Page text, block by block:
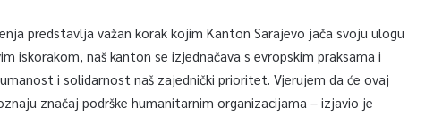
predstavlja važan korak kojim Kanton Sarajevo jača svoju ulogu
iskorakom, naš kanton se izjednačava s evropskim praksama i
i solidarnost naš zajednički prioritet. Vjerujem da će ovaj
značaj podrške humanitarnim organizacijama – izjavio je